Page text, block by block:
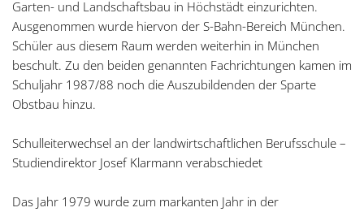
Garten- und Landschaftsbau in Höchstädt einzurichten.
Ausgenommen wurde hiervon der S-Bahn-Bereich München.
Schüler aus diesem Raum werden weiterhin in München
beschult. Zu den beiden genannten Fachrichtungen kamen im
Schuljahr 1987/88 noch die Auszubildenden der Sparte
Obstbau hinzu.
Schulleiterwechsel an der landwirtschaftlichen Berufsschule –
Studiendirektor Josef Klarmann verabschiedet
Das Jahr 1979 wurde zum markanten Jahr in der